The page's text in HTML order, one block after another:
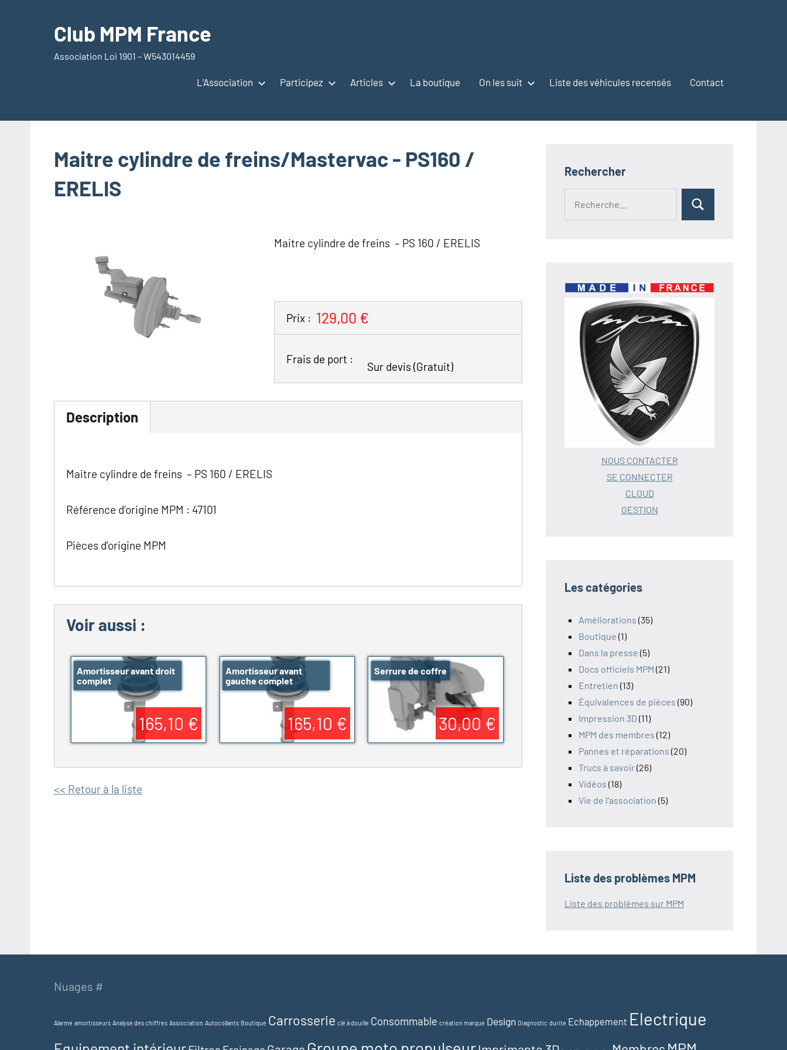
Club MPM France
Association Loi 1901 – W543014459
L’Association Participez Articles La boutique On les suit Liste des véhicules recensés Contact
Maitre cylindre de freins/Mastervac - PS160 /
ERELIS
Maitre cylindre de freins – PS 160 / ERELIS
Prix : 129,00 €
Frais de port :
Sur devis(Gratuit)
Description
Maitre cylindre de freins – PS 160 / ERELIS
Référence d’origine MPM : 47101
Pièces d’origine MPM
Voir aussi :
Amortisseur avant droit
complet
165,10 €
Amortisseur avant
gauche complet
165,10 €
Serrure de coffre
30,00 €
<< Retour à la liste
Rechercher
Rechercher
NOUS CONTACTER
SE CONNECTER
CLOUD
GESTION
Les catégories
Améliorations (35)
Boutique (1)
Dans la presse (5)
Docs officiels MPM (21)
Entretien (13)
Équivalences de pièces (90)
Impression 3D (11)
MPM des membres (12)
Pannes et réparations (20)
Trucs à savoir(26)
Vidéos (18)
Vie de l'association (5)
Liste des problèmes MPM
Liste des problèmes sur MPM
Nuages #
Alarme amortisseurs Analyse des chiffres Assiociation Autocollants Boutique Carrosserie clé à douille Consommable création marque Design Diagnostic durite Echappement Electrique